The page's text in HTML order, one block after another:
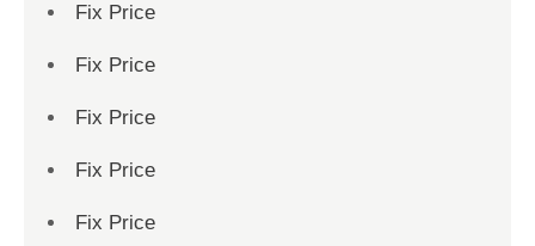
Fix Price
Fix Price
Fix Price
Fix Price
Fix Price